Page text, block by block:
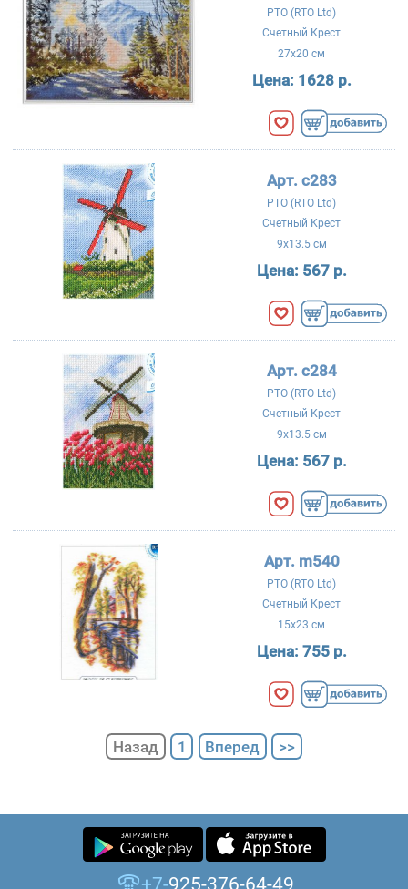
РТО (RTO Ltd)
Счетный Крест
27x20 см
Цена: 1628 р.
Арт. c283
РТО (RTO Ltd)
Счетный Крест
9x13.5 см
Цена: 567 р.
Арт. c284
РТО (RTO Ltd)
Счетный Крест
9x13.5 см
Цена: 567 р.
Арт. m540
РТО (RTO Ltd)
Счетный Крест
15x23 см
Цена: 755 р.
Назад 1 Вперед >>